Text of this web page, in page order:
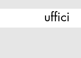
uffici